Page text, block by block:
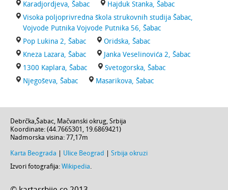
Karadjordjeva, Šabac
Hajduk Stanka, Šabac
Visoka poljoprivredna škola strukovnih studija Šabac,
Vojvode Putnika Vojvode Putnika 56, Šabac
Pop Lukina 2, Šabac
Oridska, Šabac
Kneza Lazara, Šabac
Janka Veselinovića 2, Šabac
1300 Kaplara, Šabac
Svetogorska, Šabac
Njegoševa, Šabac
Masarikova, Šabac
Debrčka,Šabac, Mačvanski okrug, Srbija
Koordinate: (44.7665301 , 19.6869421 )
Nadmorska visina: 77,17m
Karta Beograda Ulice Beograd
Srbija okruzi
Izvori fotografija: Wikipedia.